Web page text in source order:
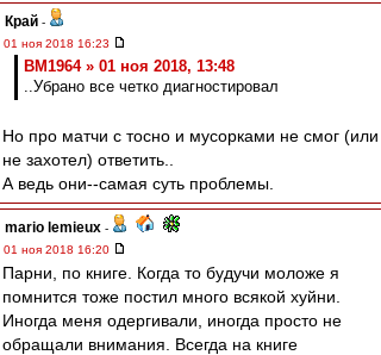
Край -
01 ноя 2018 16:23
BM1964 » 01 ноя 2018, 13:48
..Убрано все четко диагностировал
Но про матчи с тосно и мусорками не смог (или
не захотел) ответить..
А ведь они--самая суть проблемы.
mario lemieux -
01 ноя 2018 16:20
Парни, по книге. Когда то будучи моложе я
помнится тоже постил много всякой хуйни.
Иногда меня одергивали, иногда просто не
обращали внимания. Всегда на книге